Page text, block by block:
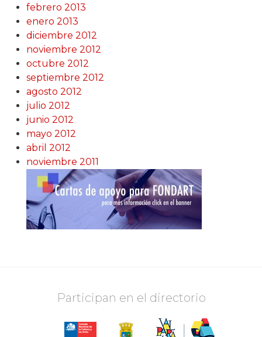
febrero 2013
enero 2013
diciembre 2012
noviembre 2012
octubre 2012
septiembre 2012
agosto 2012
julio 2012
junio 2012
mayo 2012
abril 2012
noviembre 2011
Participan en el directorio